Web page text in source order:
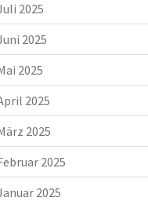
2025
2025
2025
2025
2025
2025
2025